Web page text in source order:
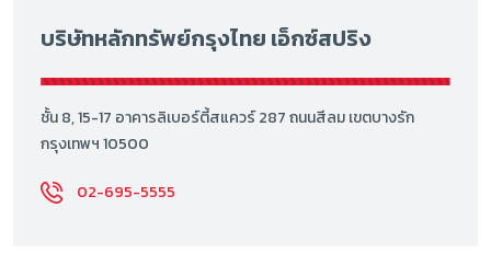
บริษัทหลักทรัพย์กรุงไทย เอ็กซ์สปริง
ชั้น 8, 15-17 อาคารลิเบอร์ตี้สแควร์ 287 ถนนสีลม เขตบางรัก
กรุงเทพฯ 10500
02-695-5555